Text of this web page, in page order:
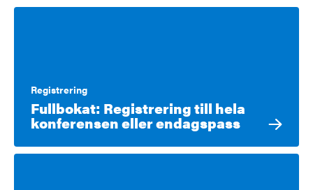
Registrering
Fullbokat: Registrering till hela
konferensen eller endagspass